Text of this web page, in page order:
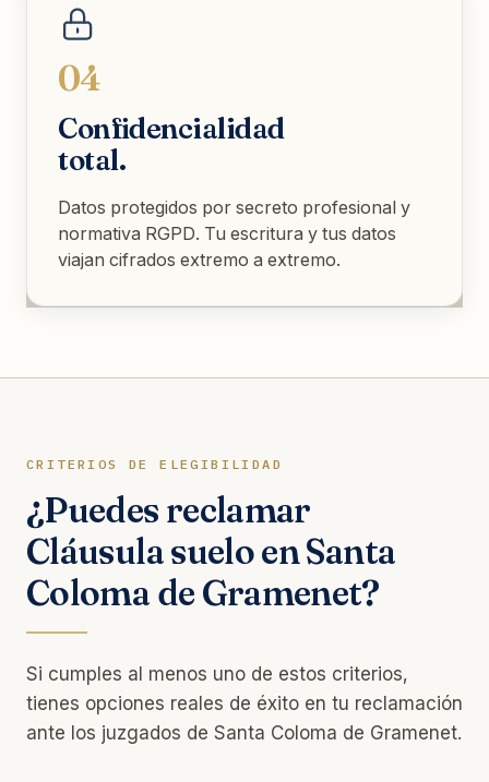
04
Confidencialidad
total.
Datos protegidos por secreto profesional y
normativa RGPD. Tu escritura y tus datos
viajan cifrados extremo a extremo.
CRITERIOS DE ELEGIBILIDAD
¿Puedes reclamar
Cláusula suelo en Santa
Coloma de Gramenet?
Si cumples al menos uno de estos criterios,
tienes opciones reales de éxito en tu reclamación
ante los juzgados de Santa Coloma de Gramenet.